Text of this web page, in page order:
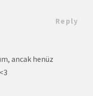
Reply
ancak henüz